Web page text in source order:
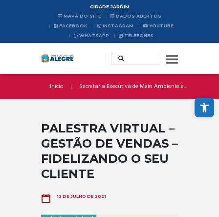
Abrir a barra de ferramentas
CIDADE JARDIM
MAPA DO SITE
DADOS ABERTOS
FACEBOOK
INSTAGRAM
YOUTUBE
WHATSAPP
TELEFONES
Início Secretaria Executiva de Meio Ambiente e...
PALESTRA VIRTUAL –
GESTÃO DE VENDAS –
FIDELIZANDO O SEU
CLIENTE
12 DE JULHO DE 2021